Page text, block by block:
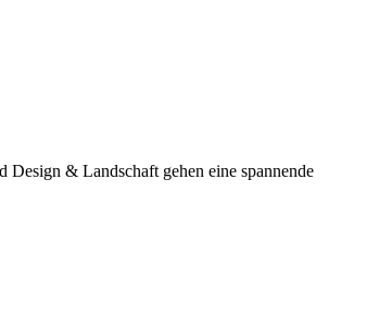
Design & Landschaft gehen eine spannende